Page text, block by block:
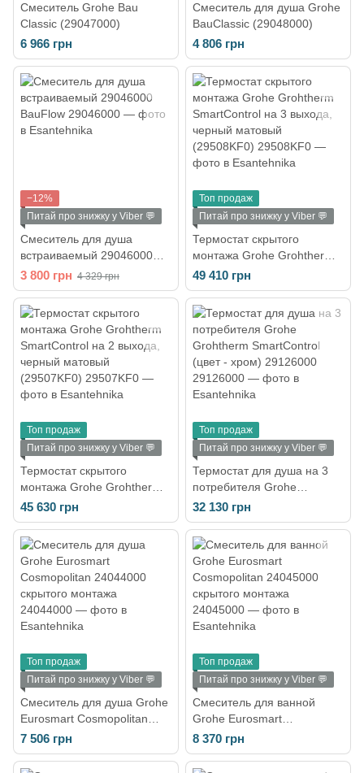
Смеситель Grohe Bau
Classic (29047000)
6 966 грн
Смеситель для душа Grohe
BauClassic (29048000)
4 806 грн
−12%
Питай про знижку у Viber 💬
Смеситель для душа
встраиваемый 29046000
BauFlow
3 800 грн 4 329 грн
Топ продаж
Питай про знижку у Viber 💬
Термостат скрытого
монтажа Grohe Grohtherm
SmartControl на 3 выхода,
черный матовый
(29508KF0)
49 410 грн
Топ продаж
Питай про знижку у Viber 💬
Термостат скрытого
монтажа Grohe Grohtherm
SmartControl на 2 выхода,
черный матовый
(29507KF0)
45 630 грн
Топ продаж
Питай про знижку у Viber 💬
Термостат для душа на 3
потребителя Grohe
Grohtherm SmartControl
(цвет - хром) 29126000
32 130 грн
Топ продаж
Питай про знижку у Viber 💬
Смеситель для душа Grohe
Eurosmart Cosmopolitan
24044000 скрытого
монтажа
7 506 грн
Топ продаж
Питай про знижку у Viber 💬
Смеситель для ванной
Grohe Eurosmart
Cosmopolitan 24045000
скрытого монтажа
8 370 грн